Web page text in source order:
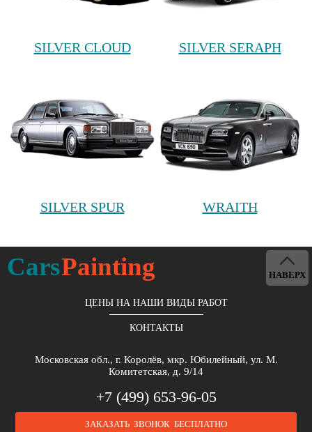
SILVER CLOUD SILVER SERAPH
SILVER SPUR WRAITH
CarsPainting
ЦЕНЫ НА НАШИ ВИДЫ РАБОТ
КОНТАКТЫ
Московская обл., г. Королёв, мкр. Юбилейный, ул. М.
Комитетская, д. 9/14
+7 (499) 653-96-05
ЗАКАЗАТЬ ЗВОНОК БЕСПЛАТНО
НАВЕРХ